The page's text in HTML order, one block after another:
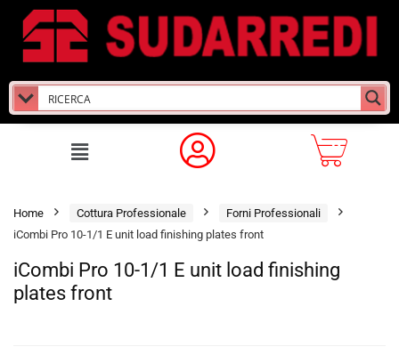
Home Cottura Professionale
Forni Professionali
iCombi Pro 10-1/1 E unit load finishing plates front
iCombi Pro 10-1/1 E unit load finishing
plates front